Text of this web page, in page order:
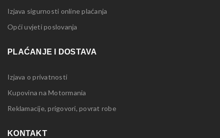
Izjava sigurnosti online plaćanja
Opći uvjeti poslovanja
PLAĆANJE I DOSTAVA
Izjava o privatnosti
Kupovina na Motormania
Reklamacije, prigovori, povrat robe
KONTAKT